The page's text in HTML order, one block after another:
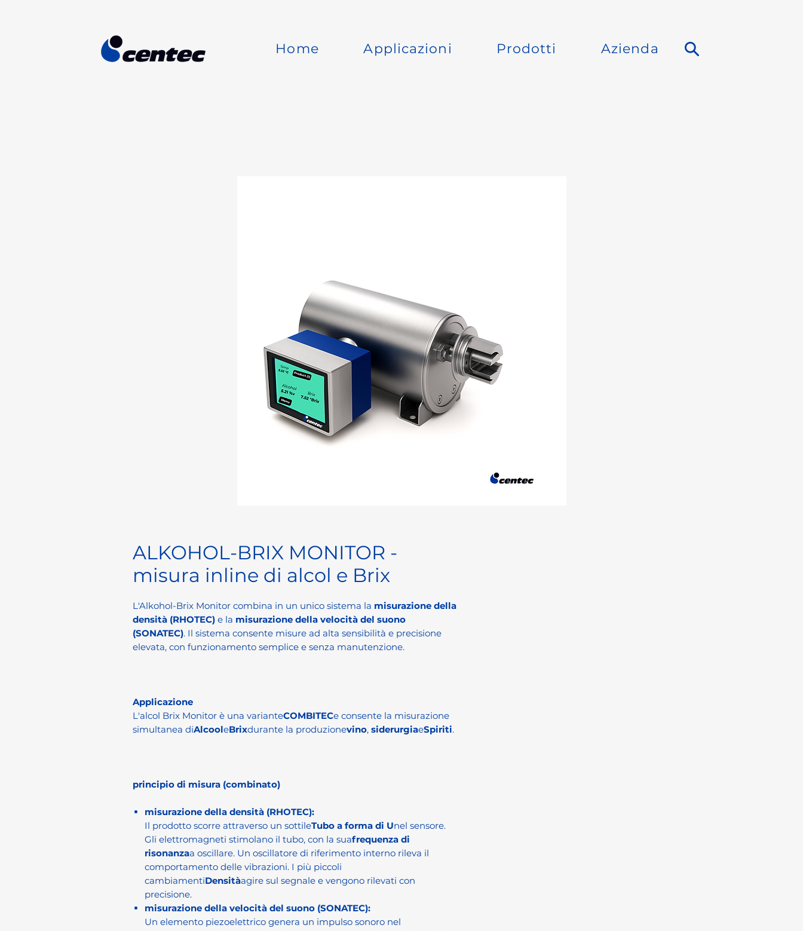
Home Applicazioni Prodotti Azienda
ALKOHOL-BRIX MONITOR -
misura inline di alcol e Brix
L'Alkohol-Brix Monitor combina in un unico sistema la misurazione della
densità (RHOTEC) e la misurazione della velocità del suono
(SONATEC). Il sistema consente misure ad alta sensibilità e precisione
elevata, con funzionamento semplice e senza manutenzione.
Applicazione
L'alcol Brix Monitor è una varianteCOMBITECe consente la misurazione
simultanea diAlcooleBrixdurante la produzionevino, siderurgiaeSpiriti.
principio di misura (combinato)
misurazione della densità (RHOTEC):
Il prodotto scorre attraverso un sottileTubo a forma di Unel sensore.
Gli elettromagneti stimolano il tubo, con la suafrequenza di
risonanzaa oscillare. Un oscillatore di riferimento interno rileva il
comportamento delle vibrazioni. I più piccoli
cambiamentiDensitàagire sul segnale e vengono rilevati con
precisione.
misurazione della velocità del suono (SONATEC):
Un elemento piezoelettrico genera un impulso sonoro nel